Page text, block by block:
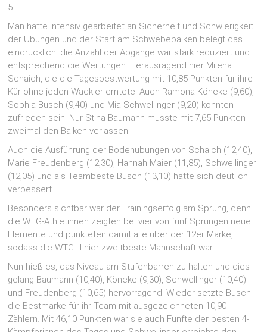
5.
Man hatte intensiv gearbeitet an Sicherheit und Schwierigkeit
der Übungen und der Start am Schwebebalken belegt das
eindrücklich: die Anzahl der Abgänge war stark reduziert und
entsprechend die Wertungen. Herausragend hier Milena
Schaich, die die Tagesbestwertung mit 10,85 Punkten für ihre
Kür ohne jeden Wackler erntete. Auch Ramona Köneke (9,60),
Sophia Busch (9,40) und Mia Schwellinger (9,20) konnten
zufrieden sein. Nur Stina Baumann musste mit 7,65 Punkten
zweimal den Balken verlassen.
Auch die Ausführung der Bodenübungen von Schaich (12,40),
Marie Freudenberg (12,30), Hannah Maier (11,85), Schwellinger
(12,05) und als Teambeste Busch (13,10) hatte sich deutlich
verbessert.
Besonders sichtbar war der Trainingserfolg am Sprung, denn
die WTG-Athletinnen zeigten bei vier von fünf Sprüngen neue
Elemente und punkteten damit alle über der 12er Marke,
sodass die WTG III hier zweitbeste Mannschaft war.
Nun hieß es, das Niveau am Stufenbarren zu halten und dies
gelang Baumann (10,40), Köneke (9,30), Schwellinger (10,40)
und Freudenberg (10,65) hervorragend. Wieder setzte Busch
die Bestmarke für ihr Team mit ausgezeichneten 10,90
Zählern. Mit 46,10 Punkten war sie auch Fünfte der besten 4-